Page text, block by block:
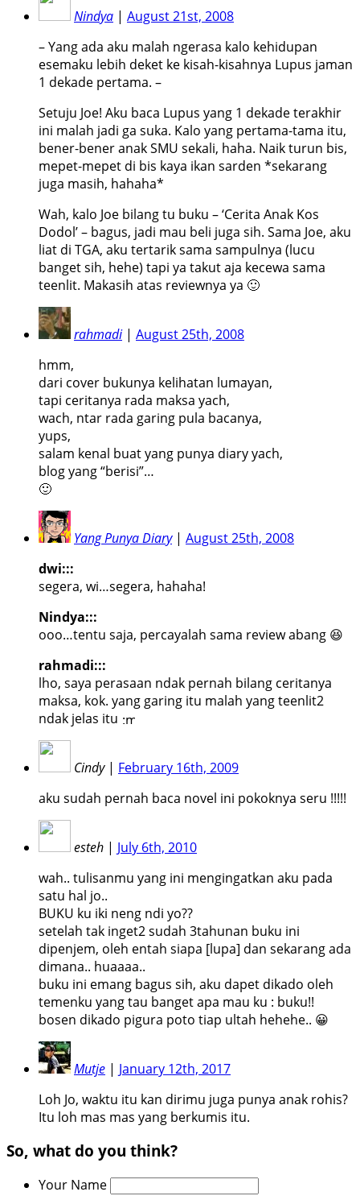
Nindya | August 21st, 2008
– Yang ada aku malah ngerasa kalo kehidupan
esemaku lebih deket ke kisah-kisahnya Lupus jaman
1 dekade pertama. –
Setuju Joe! Aku baca Lupus yang 1 dekade terakhir
ini malah jadi ga suka. Kalo yang pertama-tama itu,
bener-bener anak SMU sekali, haha. Naik turun bis,
mepet-mepet di bis kaya ikan sarden *sekarang
juga masih, hahaha*
Wah, kalo Joe bilang tu buku – ‘Cerita Anak Kos
Dodol’ – bagus, jadi mau beli juga sih. Sama Joe, aku
liat di TGA, aku tertarik sama sampulnya (lucu
banget sih, hehe) tapi ya takut aja kecewa sama
teenlit. Makasih atas reviewnya ya 🙂
rahmadi| August 25th, 2008
hmm,
dari cover bukunya kelihatan lumayan,
tapi ceritanya rada maksa yach,
wach, ntar rada garing pula bacanya,
yups,
salam kenal buat yang punya diary yach,
blog yang “berisi”…
🙂
Yang Punya Diary| August 25th, 2008
dwi:::
segera, wi…segera, hahaha!
Nindya:::
ooo…tentu saja, percayalah sama review abang 😆
rahmadi:::
lho, saya perasaan ndak pernah bilang ceritanya
maksa, kok. yang garing itu malah yang teenlit2
ndak jelas itu
Cindy| February 16th, 2009
aku sudah pernah baca novel ini pokoknya seru !!!!!
esteh | July 6th, 2010
wah.. tulisanmu yang ini mengingatkan aku pada
satu hal jo..
BUKU ku iki neng ndi yo??
setelah tak inget2 sudah 3tahunan buku ini
dipenjem, oleh entah siapa [lupa] dan sekarang ada
dimana.. huaaaa..
buku ini emang bagus sih, aku dapet dikado oleh
temenku yang tau banget apa mau ku : buku!!
bosen dikado pigura poto tiap ultah hehehe.. 😀
Mutje | January 12th, 2017
Loh Jo, waktu itu kan dirimu juga punya anak rohis?
Itu loh mas mas yang berkumis itu.
So, what do you think?
Your Name